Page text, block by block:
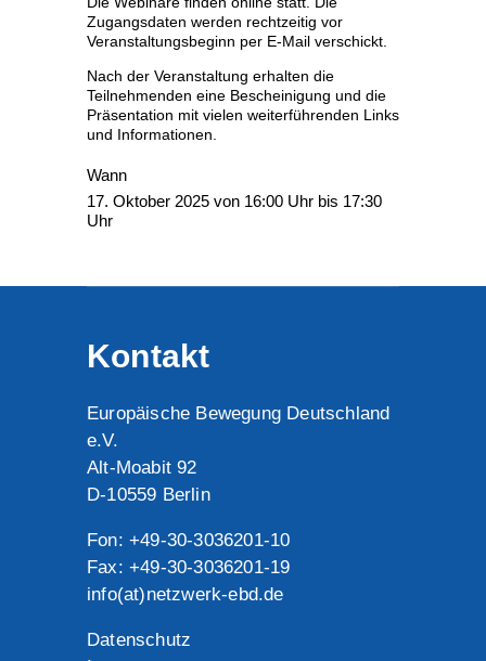
Zugangsdaten werden rechtzeitig vor
Veranstaltungsbeginn per E-Mail verschickt.
Nach der Veranstaltung erhalten die
Teilnehmenden eine Bescheinigung und die
Präsentation mit vielen weiterführenden Links
und Informationen.
Wann
17. Oktober 2025 von 16:00 Uhr bis 17:30
Uhr
Kontakt
Europäische Bewegung Deutschland
e.V.
Alt-Moabit 92
D-10559 Berlin
Fon: +49-30-3036201-10
Fax: +49-30-3036201-19
info(at)netzwerk-ebd.de
Datenschutz